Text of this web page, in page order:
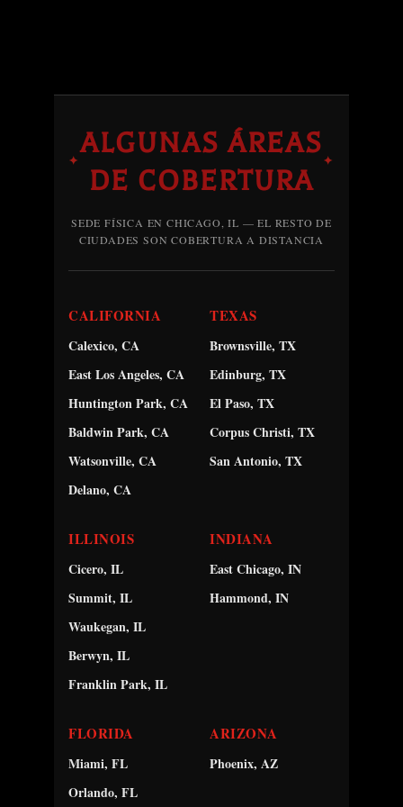
✦
ALGUNAS ÁREAS
DE COBERTURA
✦
SEDE FÍSICA EN CHICAGO, IL — EL RESTO DE
CIUDADES SON COBERTURA A DISTANCIA
CALIFORNIA
Calexico, CA
East Los Angeles, CA
Huntington Park, CA
Baldwin Park, CA
Watsonville, CA
Delano, CA
TEXAS
Brownsville, TX
Edinburg, TX
El Paso, TX
Corpus Christi, TX
San Antonio, TX
ILLINOIS
Cicero, IL
Summit, IL
Waukegan, IL
Berwyn, IL
Franklin Park, IL
INDIANA
East Chicago, IN
Hammond, IN
FLORIDA
Miami, FL
Orlando, FL
ARIZONA
Phoenix, AZ